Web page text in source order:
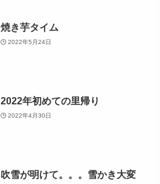
焼き芋タイム
2022年5月24日
2022年初めての里帰り
2022年4月30日
吹雪が明けて。。。雪かき大変